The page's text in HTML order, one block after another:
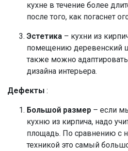
кухне в течение более
после того, как погаснет
Эстетика – кухни из
помещению деревенский
также можно
дизайна интерьера.
Дефекты :
Большой размер – если
кухню из кирпича, надо
площадь. По сравнению с
техникой это самый